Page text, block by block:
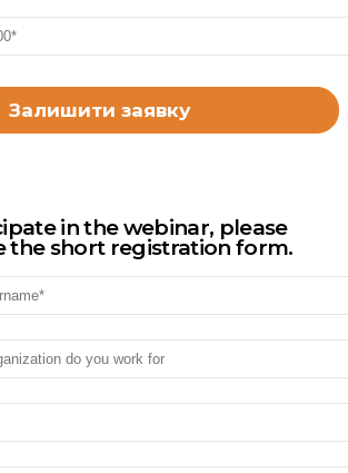
in the webinar, please
the short registration form.